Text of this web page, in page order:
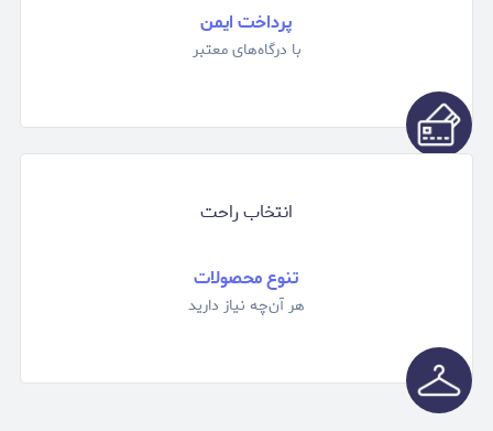
پرداخت ایمن
با درگاه‌های معتبر
انتخاب راحت
تنوع محصولات
هر آن‌چه نیاز دارید